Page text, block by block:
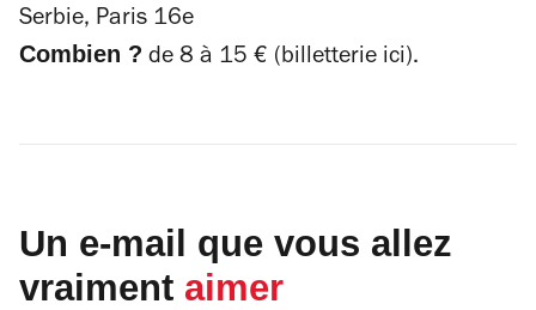
Serbie, Paris 16e
Combien ? de 8 à 15 € (billetterie ici).
Un e-mail que vous allez
vraiment aimer